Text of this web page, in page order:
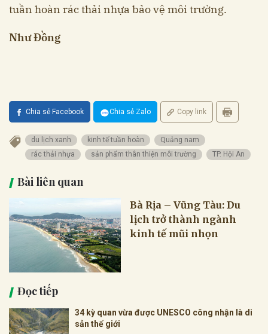
tuần hoàn rác thải nhựa bảo vệ môi trường.
Như Đồng
Chia sẻ Facebook Chia sẻ Zalo Copy link
du lịch xanh kinh tế tuần hoàn
Quảng nam
rác thải nhựa
sản phẩm thân thiện môi trường TP. Hội An
Bài liên quan
Bà Rịa – Vũng Tàu: Du
lịch trở thành ngành
kinh tế mũi nhọn
Đọc tiếp
34 kỳ quan vừa được UNESCO công nhận là di
sản thế giới